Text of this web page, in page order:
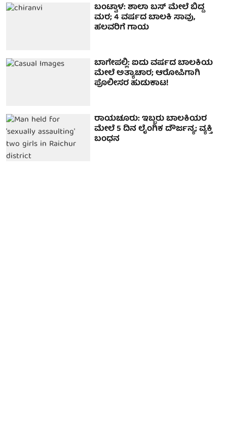
ಬಂಟ್ವಾಳ: ಶಾಲಾ ಬಸ್ ಮೇಲೆ ಬಿದ್ದ
ಮರ; 4 ವರ್ಷದ ಬಾಲಕಿ ಸಾವು,
ಹಲವರಿಗೆ ಗಾಯ
ಬಾಗೇಪಲ್ಲಿ: ಐದು ವರ್ಷದ ಬಾಲಕಿಯ
ಮೇಲೆ ಅತ್ಯಾಚಾರ; ಆರೋಪಿಗಾಗಿ
ಪೊಲೀಸರ ಹುಡುಕಾಟ!
ರಾಯಚೂರು: ಇಬ್ಬರು ಬಾಲಕಿಯರ
ಮೇಲೆ 5 ದಿನ ಲೈಂಗಿಕ ದೌರ್ಜನ್ಯ; ವ್ಯಕ್ತಿ
ಬಂಧನ